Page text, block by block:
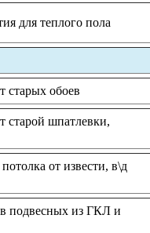
для теплого пола
старых обоев
старой шпатлевки,
от извести, в\д
подвесных из ГКЛ и